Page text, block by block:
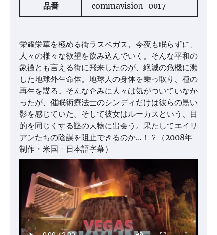
品番 commavision-0017
栄耀栄華を極める街ラスベガス。今夜も眠らずに、
人々の様々な欲望を飲み込んでいく。そんな平和の
象徴とも言える街に飛来したのが、絶滅の危機に瀕
した地球外生命体。地球人の身体を乗っ取り、種の
再生を謀る。そんな企みに人々は気がついていなか
ったが、催眠術療法士のシンディだけは彼らの黒い
影を感じていた。そして彼女はルーカスという、目
的を同じくする謎の人物に出会う。果たしてエイリ
アンたちの陰謀を阻止できるのか…！？（2008年
制作・米国・日本語字幕）